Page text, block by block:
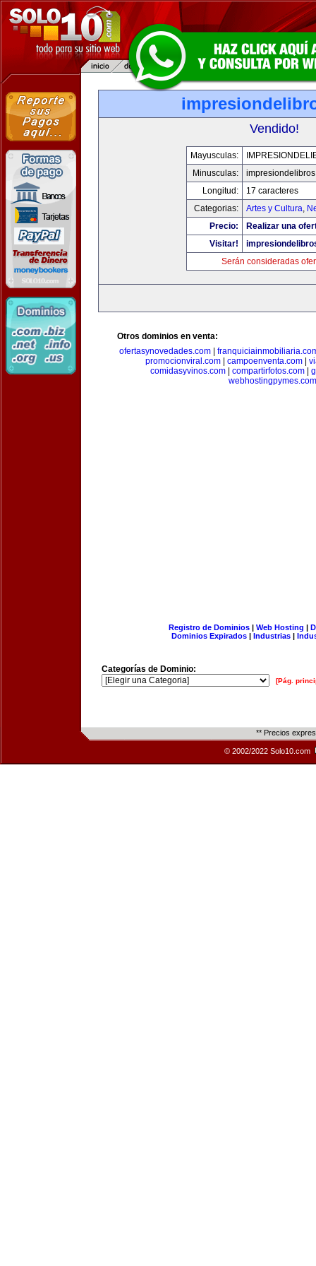
Vendido!
Mayusculas:
Minusculas:
Longitud:
17 caracteres
Categorias:
Artes y Cultura,
Precio:
Realizar una
Visitar!
Serán consideradas
Otros dominios en venta:
ofertasynovedades.com|
promocionviral.com
campoenventa.com
comidasyvinos.com| compartirfotos.com|
webhostingpymes.com
Registro de Dominios| Web Hosting |
Dominios Expirados | Industrias |
Categorías de Dominio:
[Pág.
** Precios
© 2002/2022 Solo10.com